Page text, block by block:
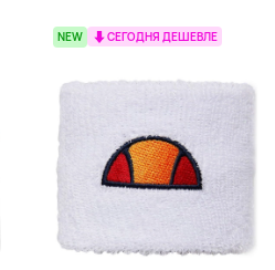
NEW СЕГОДНЯ ДЕШЕВЛЕ